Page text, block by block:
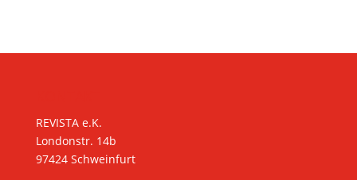
REVISTA e.K.
Londonstr. 14b
97424 Schweinfurt